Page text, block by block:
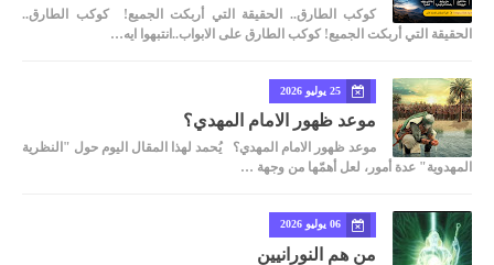
كوكب الطارق.. الحقيقة التي أربكت الجميع! كوكب الطارق..
الحقيقة التي أربكت الجميع! كوكب الطارق على الابواب..انتبهوا ايه…
25 يوليو 2026
موعد ظهور الامام المهدي؟
موعد ظهور الامام المهدي؟ يُحمد لهذا المقال اليوم حول "النظرية
المهدوية" عدة أمور، لعل أهمّها من وجهة …
06 يوليو 2026
من هم النورانيين